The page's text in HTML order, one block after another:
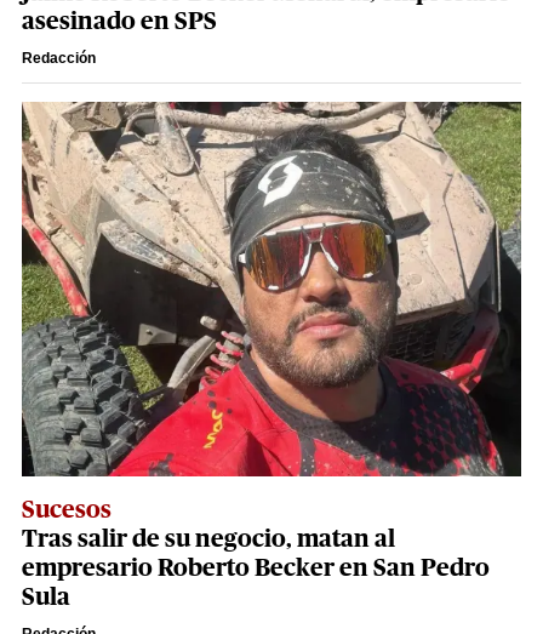
asesinado en SPS
Redacción
Sucesos
Tras salir de su negocio, matan al
empresario Roberto Becker en San Pedro
Sula